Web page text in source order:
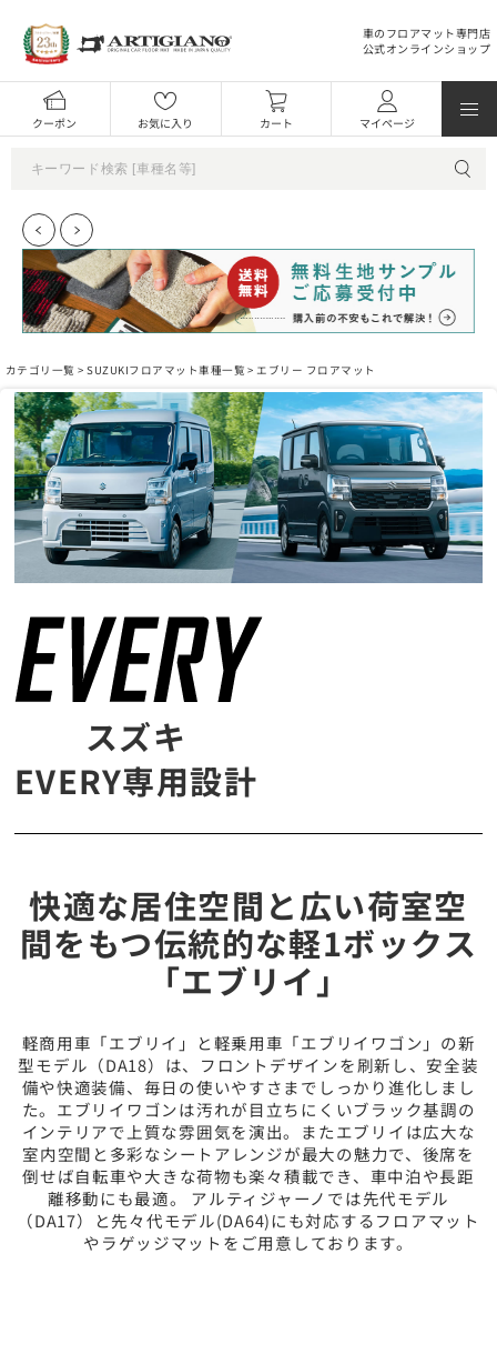
車のフロアマット専門店
公式オンラインショップ
クーポン お気に入り カート マイページ
カテゴリ一覧 >SUZUKIフロアマット車種一覧 > エブリー フロアマット
スズキ
EVERY専用設計
快適な居住空間と広い荷室空
間をもつ伝統的な軽1ボックス
「エブリイ」
軽商用車「エブリイ」と軽乗用車「エブリイワゴン」の新
型モデル（DA18）は、フロントデザインを刷新し、安全装
備や快適装備、毎日の使いやすさまでしっかり進化しまし
た。エブリイワゴンは汚れが目立ちにくいブラック基調の
インテリアで上質な雰囲気を演出。またエブリイは広大な
室内空間と多彩なシートアレンジが最大の魅力で、後席を
倒せば自転車や大きな荷物も楽々積載でき、車中泊や長距
離移動にも最適。 アルティジャーノでは先代モデル
（DA17）と先々代モデル(DA64)にも対応するフロアマット
やラゲッジマットをご用意しております。